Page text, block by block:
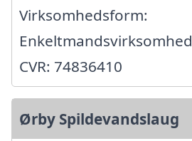
Virksomhedsform:
Enkeltmandsvirksomhed
CVR: 74836410
Ørby Spildevandslaug